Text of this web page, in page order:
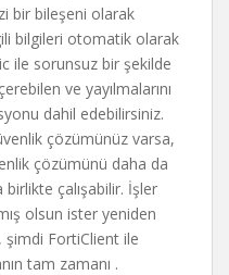
bir bileşeni olarak
bilgileri otomatik olarak
ile sorunsuz bir şekilde
ve yayılmalarını
dahil edebilirsiniz.
çözümünüz varsa,
çözümünü daha da
çalışabilir. İşler
olsun ister yeniden
şimdi FortiClient ile
tam zamanı .